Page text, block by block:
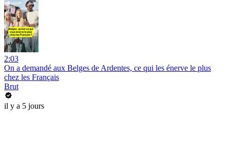
2:03
On a demandé aux Belges de Ardentes, ce qui les énerve le plus
chez les Français
Brut
il y a 5 jours